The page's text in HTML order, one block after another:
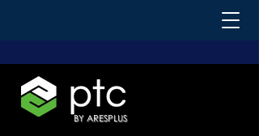
BY ARESPLUS